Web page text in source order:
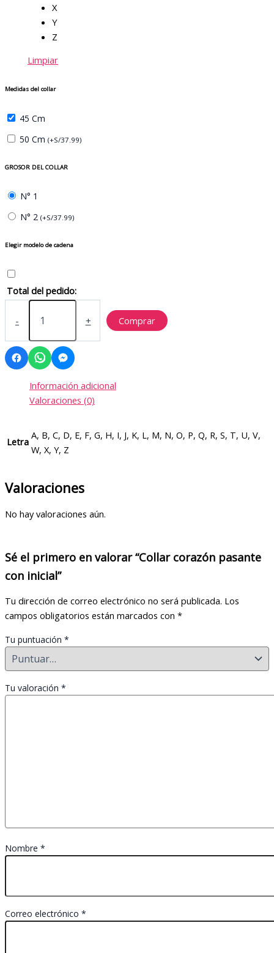
X
Y
Z
Limpiar
Medidas del collar
45 Cm
50 Cm (+S/37.99)
GROSOR DEL COLLAR
N° 1
N° 2 (+S/37.99)
Elegir modelo de cadena
Total del pedido:
-
pasante
con
inicial
cantidad
+ Comprar
Información adicional
Valoraciones (0)
Letra
A, B, C, D, E, F, G, H, I, J, K, L, M, N, O, P, Q, R, S, T, U, V,
W, X, Y, Z
Valoraciones
No hay valoraciones aún.
Sé el primero en valorar “Collar corazón pasante
con inicial”
Tu dirección de correo electrónico no será publicada. Los
campos obligatorios están marcados con *
Tu puntuación *
Tu valoración *
Nombre *
Correo electrónico *